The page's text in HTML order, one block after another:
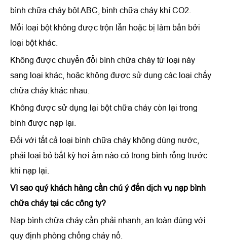
bình chữa cháy bột ABC, bình chữa cháy khí CO2.
Mỗi loại bột không được trộn lẫn hoặc bị làm bẩn bởi
loại bột khác.
Không được chuyển đổi bình chữa cháy từ loại này
sang loại khác, hoặc không được sử dụng các loại chấy
chữa cháy khác nhau.
Không được sử dụng lại bột chữa cháy còn lại trong
bình được nạp lại.
Đối với tất cả loại bình chữa cháy không dùng nước,
phải loại bỏ bất kỳ hơi ẩm nào có trong bình rỗng trước
khi nạp lại.
Vì sao quý khách hàng cần chú ý đến dịch vụ nạp bình
chữa cháy tại các công ty?
Nạp bình chữa cháy cần phải nhanh, an toàn đúng với
quy định phòng chống cháy nổ.